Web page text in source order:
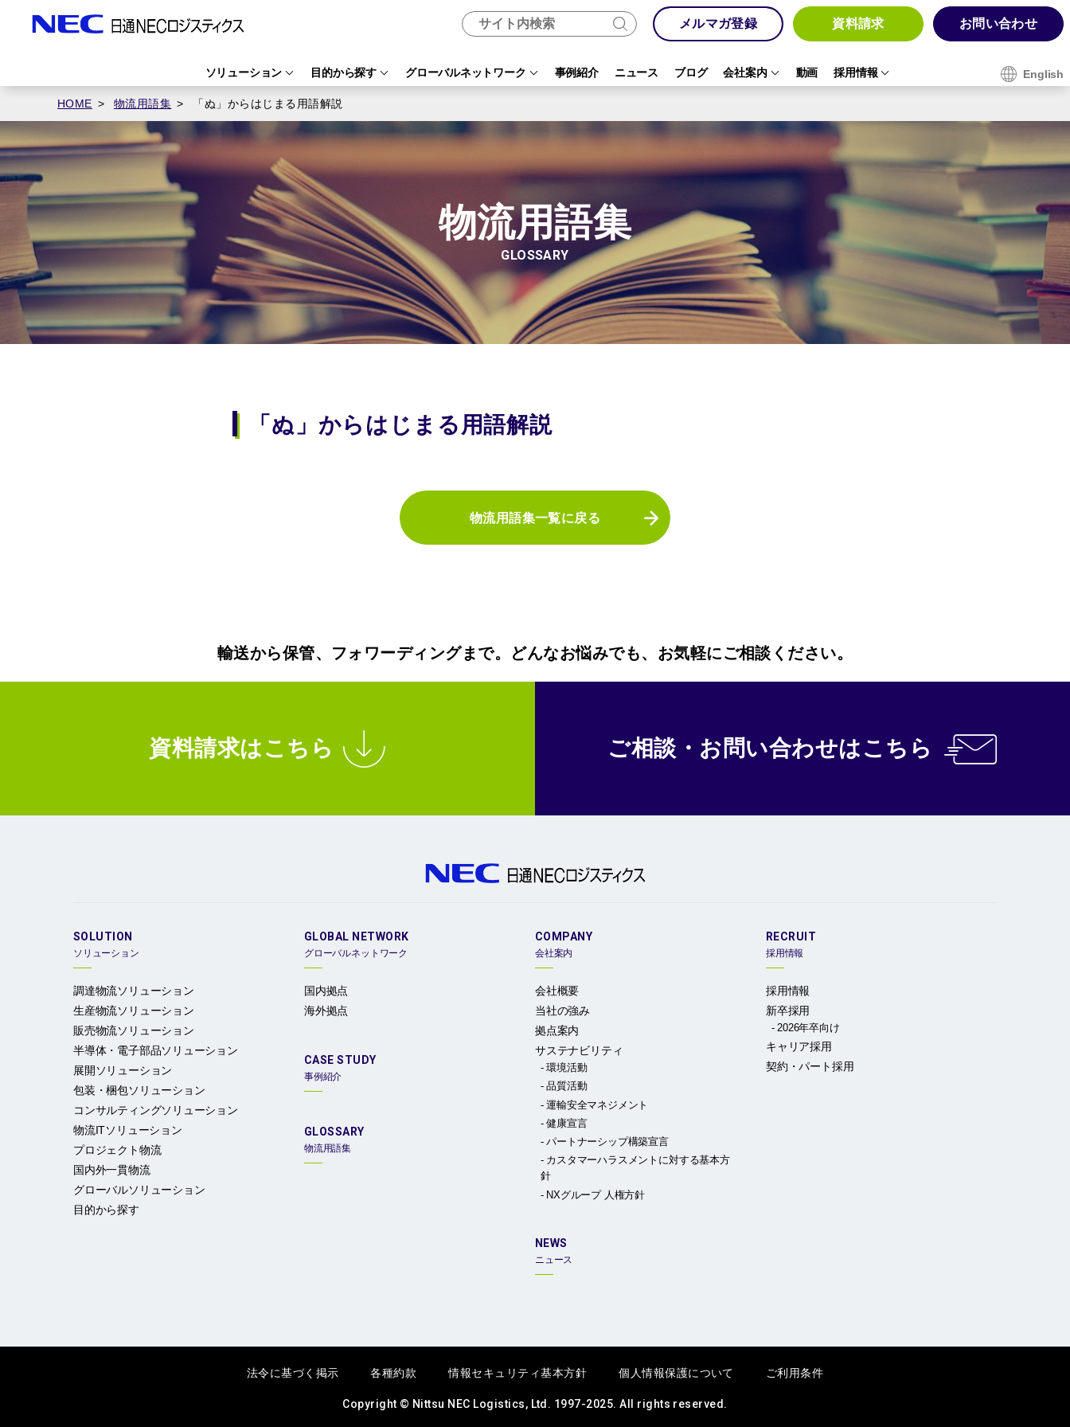
メルマガ登録 資料請求 お問い合わせ
English
ソリューション 目的から探す グローバルネットワーク 事例紹介 ニュース ブログ 会社案内 動画 採用情報
HOME 物流用語集 「ぬ」からはじまる用語解説
物流用語集
GLOSSARY
「ぬ」からはじまる用語解説
物流用語集一覧に戻る
輸送から保管、フォワーディングまで。どんなお悩みでも、お気軽にご相談ください。
資料請求はこちら ご相談・お問い合わせはこちら
SOLUTION
ソリューション
調達物流ソリューション
生産物流ソリューション
販売物流ソリューション
半導体・電子部品ソリューション
展開ソリューション
包装・梱包ソリューション
コンサルティングソリューション
物流ITソリューション
プロジェクト物流
国内外一貫物流
グローバルソリューション
目的から探す
GLOBAL NETWORK
グローバルネットワーク
国内拠点
海外拠点
CASE STUDY
事例紹介
GLOSSARY
物流用語集
COMPANY
会社案内
会社概要
当社の強み
拠点案内
サステナビリティ
環境活動
品質活動
運輸安全マネジメント
健康宣言
パートナーシップ構築宣言
カスタマーハラスメントに対する基本方
針
NXグループ 人権方針
NEWS
ニュース
RECRUIT
採用情報
採用情報
新卒採用
2026年卒向け
キャリア採用
契約・パート採用
法令に基づく掲示 各種約款 情報セキュリティ基本方針 個人情報保護について ご利用条件
Copyright © Nittsu NEC Logistics, Ltd. 1997-2025. All rights reserved.